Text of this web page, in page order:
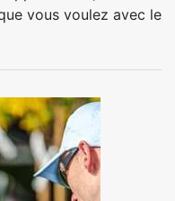
vous voulez avec le